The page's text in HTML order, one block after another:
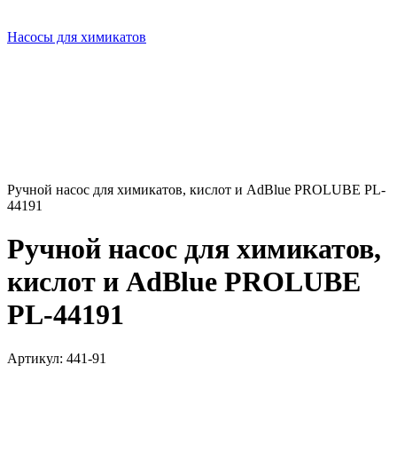
Насосы для химикатов
Ручной насос для химикатов, кислот и AdBlue PROLUBE PL-
44191
Ручной насос для химикатов,
кислот и AdBlue PROLUBE
PL-44191
Артикул: 441-91